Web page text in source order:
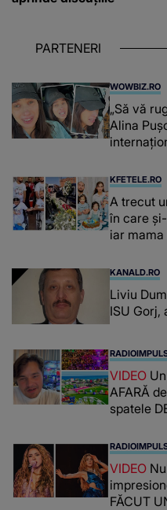
PARTENERI
WOWBIZ.RO
„Să vă
Alina
KFETELE.RO
A trecut
în care
iar
KANALD.RO
Liviu
ISU Gorj,
VIDEO
AFARĂ
spatele
CREDEA
în fața
VIDEO
FĂCUT